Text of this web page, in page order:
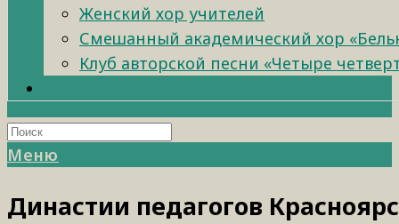
Женский хор учителей
Смешанный академический хор
Клуб авторской песни «Четыре
Меню
Династии педагогов